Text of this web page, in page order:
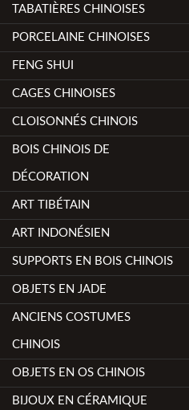
TABATIÈRES CHINOISES
PORCELAINE CHINOISES
FENG SHUI
CAGES CHINOISES
CLOISONNÉS CHINOIS
BOIS CHINOIS DE
DÉCORATION
ART TIBÉTAIN
ART INDONÉSIEN
SUPPORTS EN BOIS CHINOIS
OBJETS EN JADE
ANCIENS COSTUMES
CHINOIS
OBJETS EN OS CHINOIS
BIJOUX EN CÉRAMIQUE